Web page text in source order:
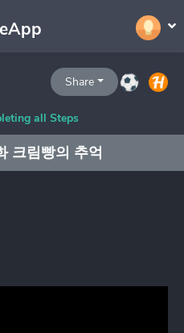
Share
all Steps
크림빵의 추억